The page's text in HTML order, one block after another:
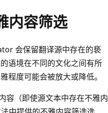
内容筛选
会保留翻译源中存在的亵
语境在不同的文化之间有所
程度可能会被放大或降低。
容（即使源文本中存在不雅内